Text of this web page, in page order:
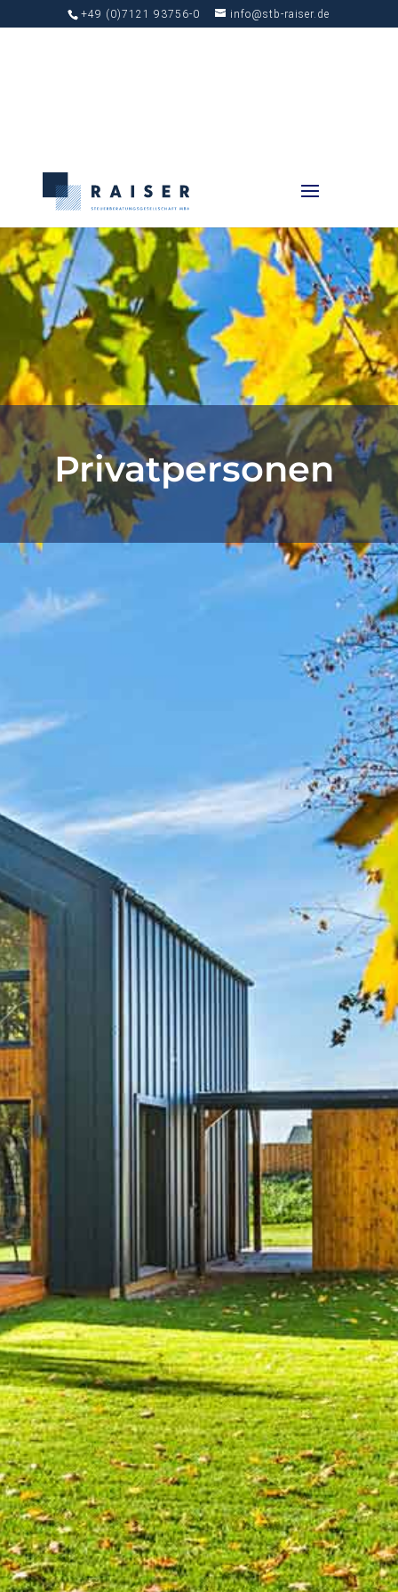
+49 (0)7121 93756-0 info@stb-raiser.de
Privatpersonen